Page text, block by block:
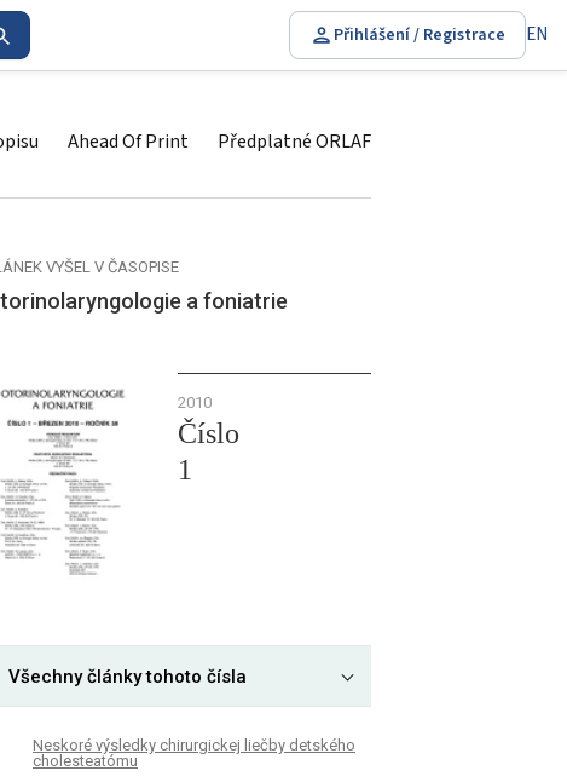
Přihlášení / Registrace EN
Ahead Of Print Předplatné ORLAF
VYŠEL V ČASOPISE
a foniatrie
2010
Číslo
1
Všechny články tohoto čísla
Neskoré výsledky chirurgickej liečby detského
cholesteatómu